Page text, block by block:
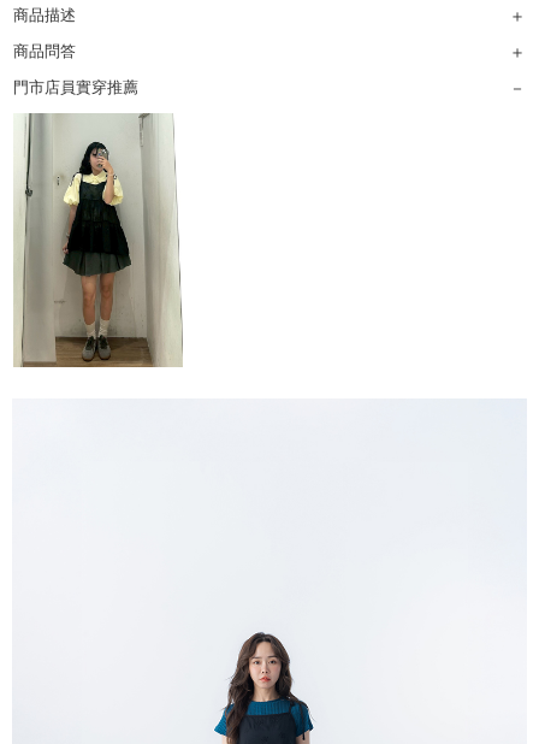
商品描述
商品問答
門市店員實穿推薦